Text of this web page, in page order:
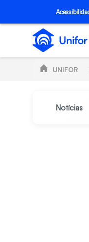
Pular para o Conteúdo
UNIFOR
Notícias